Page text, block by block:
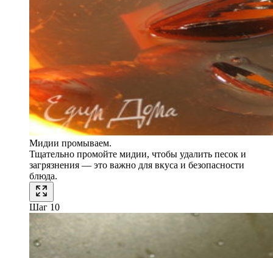
Мидии промываем.
Тщательно промойте мидии, чтобы удалить песок и
загрязнения — это важно для вкуса и безопасности
блюда.
Шаг 10